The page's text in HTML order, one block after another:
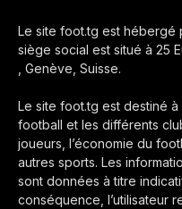
Le site foot.tg est hébergé
siège social est situé à 25
, Genève, Suisse.
Le site foot.tg est destiné
football et les différents
joueurs, l’économie du
autres sports. Les
sont données à titre
conséquence, l’utilisateur